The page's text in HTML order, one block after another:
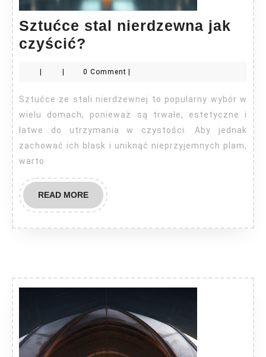
Sztućce stal nierdzewna jak
czyścić?
nierdzewna
jak
czyścić?
0 Comment
Sztućce ze stali nierdzewnej to popularny wybór w
wielu domach, ponieważ są trwałe, estetyczne i
łatwe do utrzymania w czystości. Aby jednak
zachować ich blask i uniknąć nieprzyjemnych plam,
warto
READ MOREREAD
MORE